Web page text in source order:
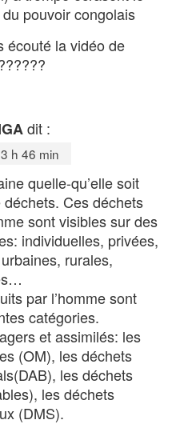
pouvoir congolais
écouté la vidéo de
dit :
h 46 min
quelle-qu’elle soit
Ces déchets
sont visibles sur des
individuelles, privées,
rurales,
par l’homme sont
catégories.
et assimilés: les
(OM), les déchets
les déchets
les déchets
(DMS).